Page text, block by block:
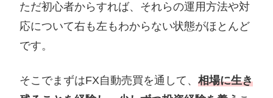
ただ初心者からすれば、それらの運用方法や対
応について右も左もわからない状態がほとんど
です。
そこでまずはFX自動売買を通して、 相場に生き